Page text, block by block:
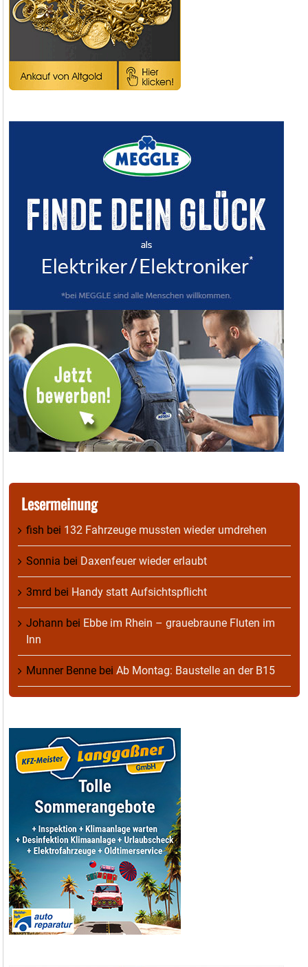
Lesermeinung
fish bei 132 Fahrzeuge mussten wieder umdrehen
Sonnia bei Daxenfeuer wieder erlaubt
3mrd bei Handy statt Aufsichtspflicht
Johann bei Ebbe im Rhein – grauebraune Fluten im
Inn
Munner Benne bei Ab Montag: Baustelle an der B15